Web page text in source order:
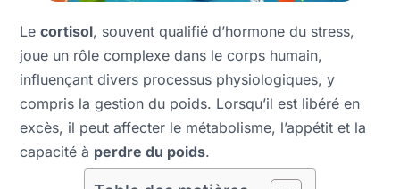
Lecortisol, souvent qualifié d’hormone du stress,
joue un rôle complexe dans le corps humain,
influençant divers processus physiologiques, y
compris la gestion du poids. Lorsqu’il est libéré en
excès, il peut affecter le métabolisme, l’appétit et la
capacité à perdre du poids.